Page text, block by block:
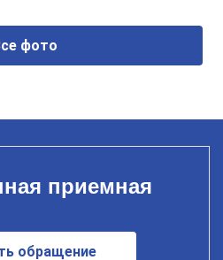
фото
приемная
обращение